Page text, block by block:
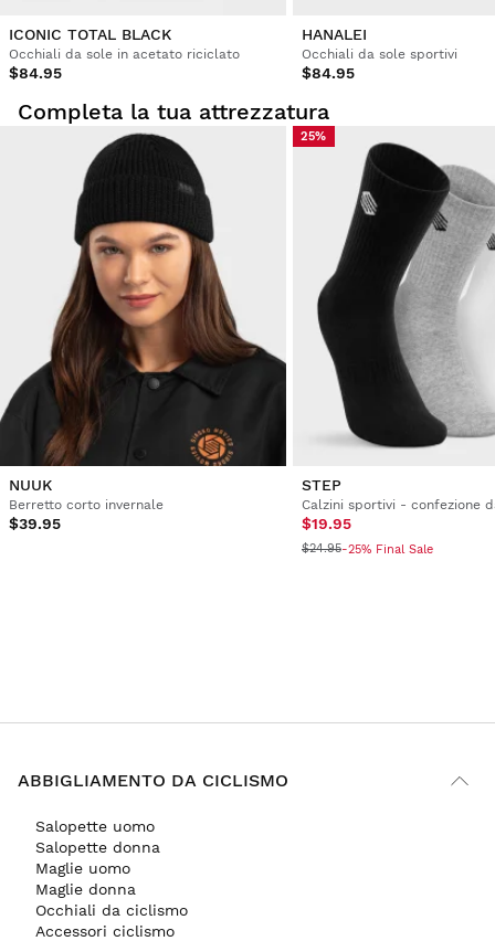
1 3 6 ... 26
ICONIC TOTAL BLACK
Occhiali da sole in acetato riciclato
$84.95
HANALEI
Occhiali da sole sportivi
$84.95
Completa la tua attrezzatura
NUUK
Berretto corto invernale
$39.95
25%
STEP
Calzini sportivi - confezione
$19.95
$24.95-25% Final Sale
ABBIGLIAMENTO DA CICLISMO
Salopette uomo
Salopette donna
Maglie uomo
Maglie donna
Occhiali da ciclismo
Accessori ciclismo